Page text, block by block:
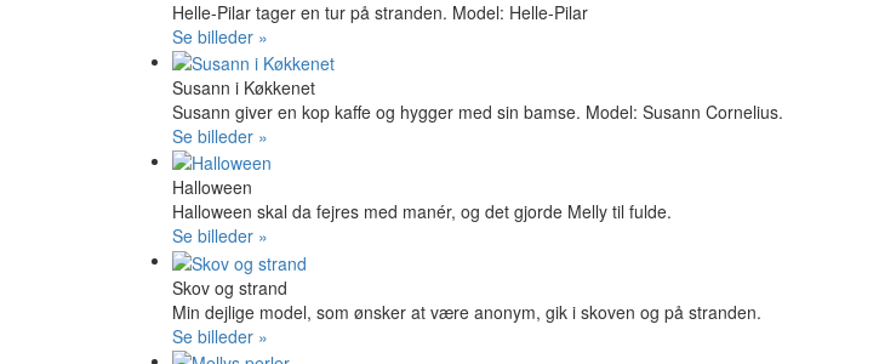
Helle-Pilar tager en tur på stranden. Model: Helle-Pilar
Se billeder »
Susann i Køkkenet
Susann giver en kop kaffe og hygger med sin bamse. Model: Susann Cornelius.
Se billeder »
Halloween
Halloween skal da fejres med manér, og det gjorde Melly til fulde.
Se billeder »
Skov og strand
Min dejlige model, som ønsker at være anonym, gik i skoven og på stranden.
Se billeder »